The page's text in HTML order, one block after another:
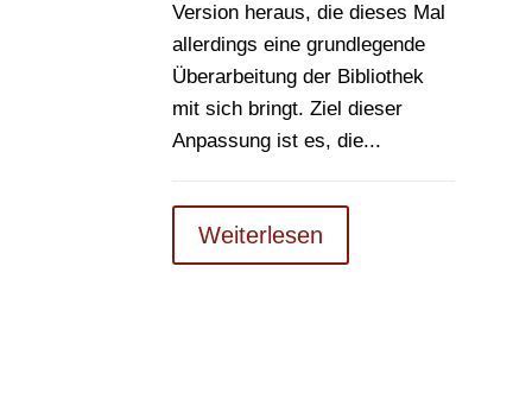
Version heraus, die dieses Mal
allerdings eine grundlegende
Überarbeitung der Bibliothek
mit sich bringt. Ziel dieser
Anpassung ist es, die...
Weiterlesen